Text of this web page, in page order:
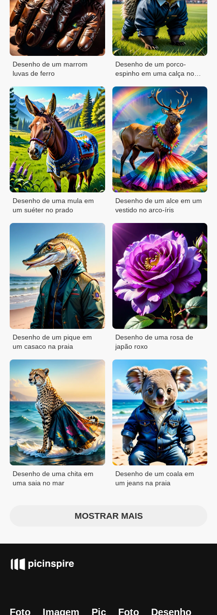
Desenho de um marrom
luvas de ferro
Desenho de um porco-
espinho em uma calça no
Desenho de uma mula em
um suéter no prado
Desenho de um alce em um
vestido no arco-íris
Desenho de um pique em
um casaco na praia
Desenho de uma rosa de
japão roxo
Desenho de uma chita em
uma saia no mar
Desenho de um coala em
um jeans na praia
MOSTRAR MAIS
Foto Imagem Pic Foto Desenho